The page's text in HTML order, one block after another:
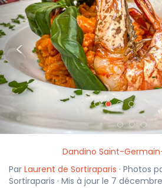
<
Dandino Saint-
Par Laurent de Sortiraparis · Photos
Sortiraparis · Mis à jour le 7 décembre